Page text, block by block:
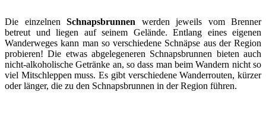
Die einzelnen Schnapsbrunnen werden jeweils vom Brenner
betreut und liegen auf seinem Gelände. Entlang eines eigenen
Wanderweges kann man so verschiedene Schnäpse aus der Region
probieren! Die etwas abgelegeneren Schnapsbrunnen bieten auch
nicht-alkoholische Getränke an, so dass man beim Wandern nicht so
viel Mitschleppen muss. Es gibt verschiedene Wanderrouten, kürzer
oder länger, die zu den Schnapsbrunnen in der Region führen.